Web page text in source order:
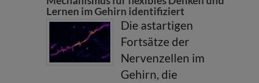
Lernen im Gehirn identifiziert
Die astartigen
Fortsätze der
Nervenzellen im
Gehirn, die